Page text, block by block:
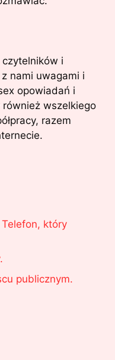
i
nami uwagami i
opowiadań i
również wszelkiego
razem
który
publicznym.